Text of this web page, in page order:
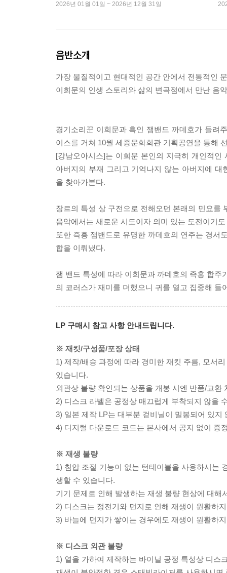
2026년 01월 01일 ~ 2026년 12월 31일
음반소개
가장 물질적이고 현대적인 공간 안에서 전통적인
이희문의 인생 스토리와 삶의 변곡점에서 만난 음
경기소리꾼 이희문과 흑인 잼밴드 까데호가 들려
이스를 거쳐 10월 세종문화회관 기획공연을 통해
[강남오아시스]는 이희문 본인의 지극히 개인적
아버지의 부재 그리고 기억나지 않는 아버지에
을 찾아가본다.
장르의 특성 상 구전으로 전해오던 본래의 민요를
음악에서는 새로운 시도이자 의미 있는 도전이기
또한 즉흥 잼밴드로 유명한 까데호의 연주는 경서
합을 이뤄냈다.
잼 밴드 특성에 따라 이희문과 까데호의 즉흥 합
의 코러스가 재미를 더했으니 귀를 열고 집중해 들
LP 구매시 참고 사항 안내드립니다.
※ 재킷/구성품/포장 상태
1) 제작/배송 과정에 따라 경미한 재킷 주름, 모서
있습니다.
외관상 불량 확인되는 상품을 개봉 시엔 반품/교환
2) 디스크 라벨은 공정상 매끄럽게 부착되지 않을
3) 일본 제작 LP는 대부분 겉비닐이 밀봉되어 있지
4) 디지털 다운로드 코드는 본사에서 공지 없이 증
※ 재생 불량
1) 침압 조절 기능이 없는 턴테이블을 사용하시는
생할 수 있습니다.
기기 문제로 인해 발생하는 재생 불량 현상에 대
2) 디스크는 정전기와 먼지로 인해 재생이 원활하
3) 바늘에 먼지가 쌓이는 경우에도 재생이 원활하
※ 디스크 외관 불량
1) 열을 가하여 제작하는 바이닐 공정 특성상 디스